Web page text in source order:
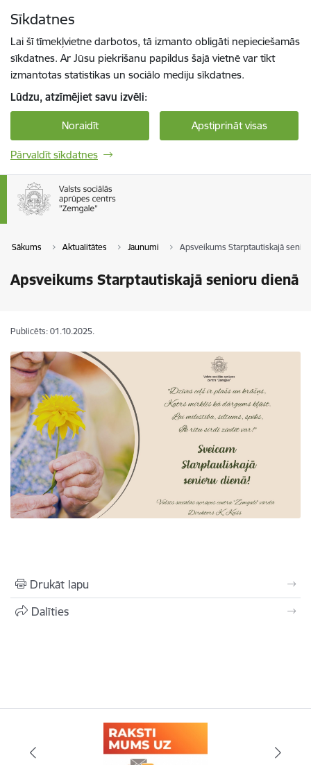
Sīkdatnes
Lai šī tīmekļvietne darbotos, tā izmanto obligāti nepieciešamās
sīkdatnes. Ar Jūsu piekrišanu papildus šajā vietnē var tikt
izmantotas statistikas un sociālo mediju sīkdatnes.
Lūdzu, atzīmējiet savu izvēli:
Noraidīt Apstiprināt visas
Pārvaldīt sīkdatnes
Sākums Aktualitātes Jaunumi Apsveikums Starptautiskajā
Apsveikums Starptautiskajā senioru dienā
Publicēts: 01.10.2025.
Drukāt lapu
Dalīties